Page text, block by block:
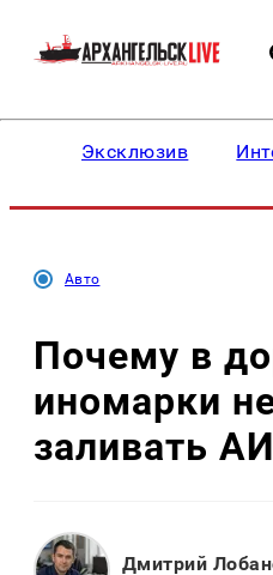
Эксклюзив
Авто
Почему в
иномарки
заливать
Дмитрий